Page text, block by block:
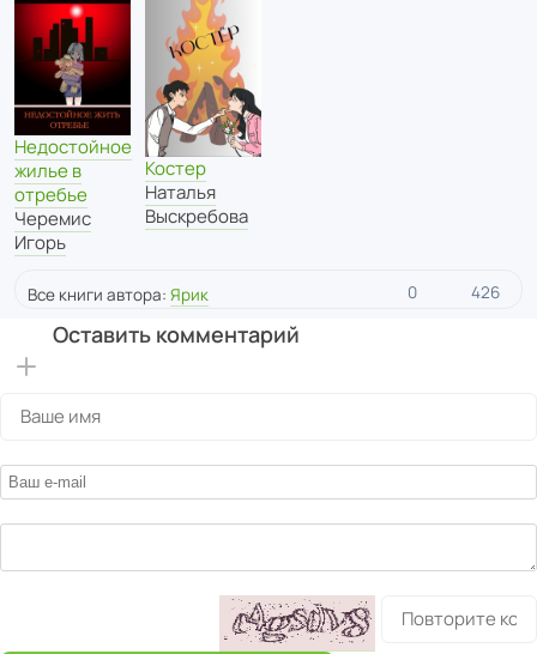
Недостойное
жилье в
отребье
Черемис
Игорь
Костер
Наталья
Выскребова
Все книги автора: Ярик 0 426
Оставить комментарий